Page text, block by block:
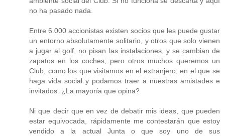
no ha pasado nada.
Entre 6.000 accionistas existen socios que les puede gustar
un entorno absolutamente solitario, y otros que solo vienen
a jugar al golf, no pisan las instalaciones, y se cambian de
zapatos en los coches; pero otros muchos queremos un
Club, como los que visitamos en el extranjero, en el que se
haga vida social y podamos traer a nuestras amistades e
invitados. ¿La mayoría que opina?
Ni que decir que en vez de debatir mis ideas, que pueden
estar equivocada, rápidamente me contestarán que estoy
vendido a la actual Junta o que soy uno de sus